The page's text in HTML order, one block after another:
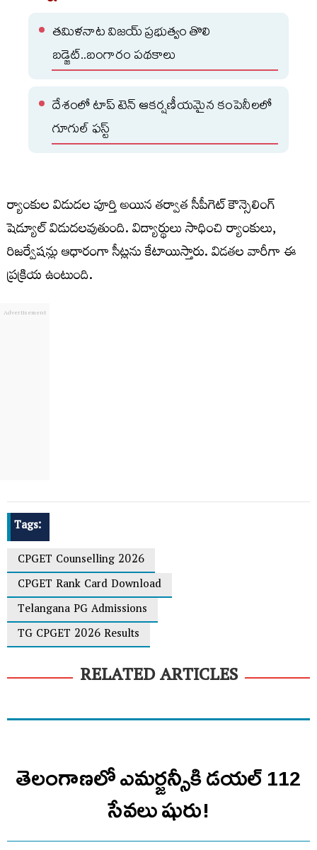
తమిళనాట విజయ్ ప్రభుత్వం తొలి
బడ్జెట్‌..బంగారం పథకాలు
దేశంలో టాప్ టెన్ ఆకర్షణీయమైన కంపెనీలలో
గూగుల్‌ ఫస్ట్‌
ర్యాంకుల విడుదల పూర్తి అయిన తర్వాత సీపీగెట్ కౌన్సెలింగ్
షెడ్యూల్ విడుదలవుతుంది. విద్యార్థులు సాధించి ర్యాంకులు,
రిజర్వేషన్లు ఆధారంగా సీట్లను కేటాయిస్తారు. విడతల వారీగా ఈ
ప్రక్రియ ఉంటుంది.
Tags:
CPGET Counselling 2026
CPGET Rank Card Download
Telangana PG Admissions
TG CPGET 2026 Results
RELATED ARTICLES
తెలంగాణలో ఎమర్జన్సీకి డయల్ 112
సేవలు షురు!